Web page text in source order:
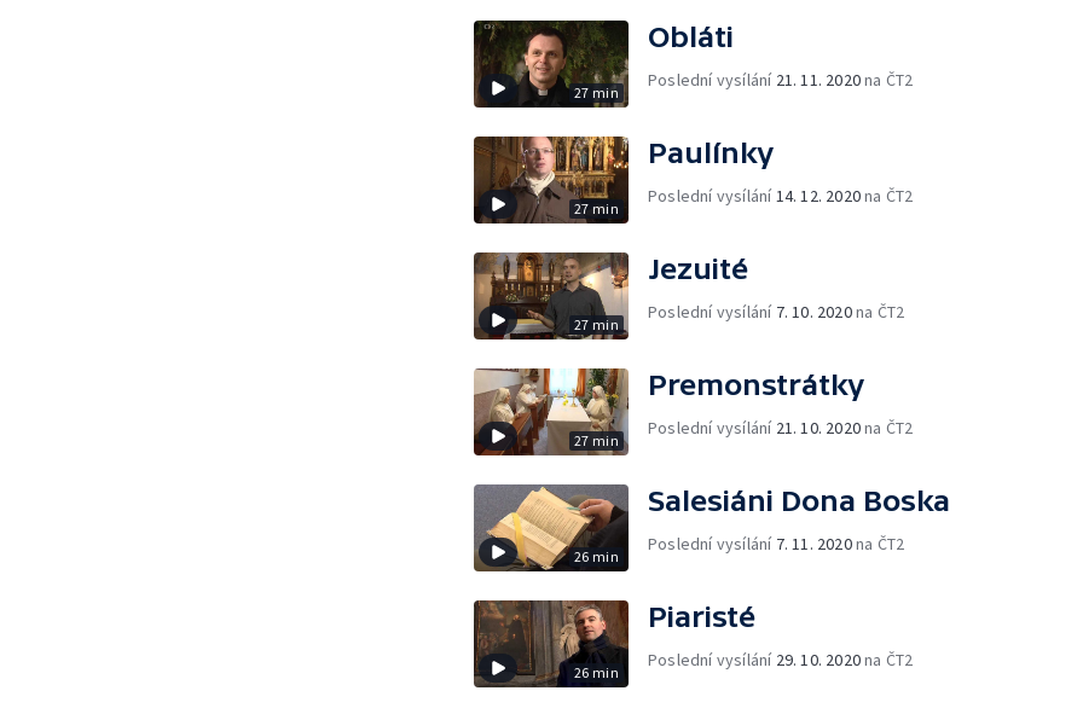
27 min
Obláti
Poslední vysílání 21. 11. 2020na ČT2
27 min
Paulínky
Poslední vysílání 14. 12. 2020na ČT2
27 min
Jezuité
Poslední vysílání 7. 10. 2020na ČT2
27 min
Premonstrátky
Poslední vysílání 21. 10. 2020na ČT2
26 min
Salesiáni Dona Boska
Poslední vysílání 7. 11. 2020na ČT2
26 min
Piaristé
Poslední vysílání 29. 10. 2020na ČT2